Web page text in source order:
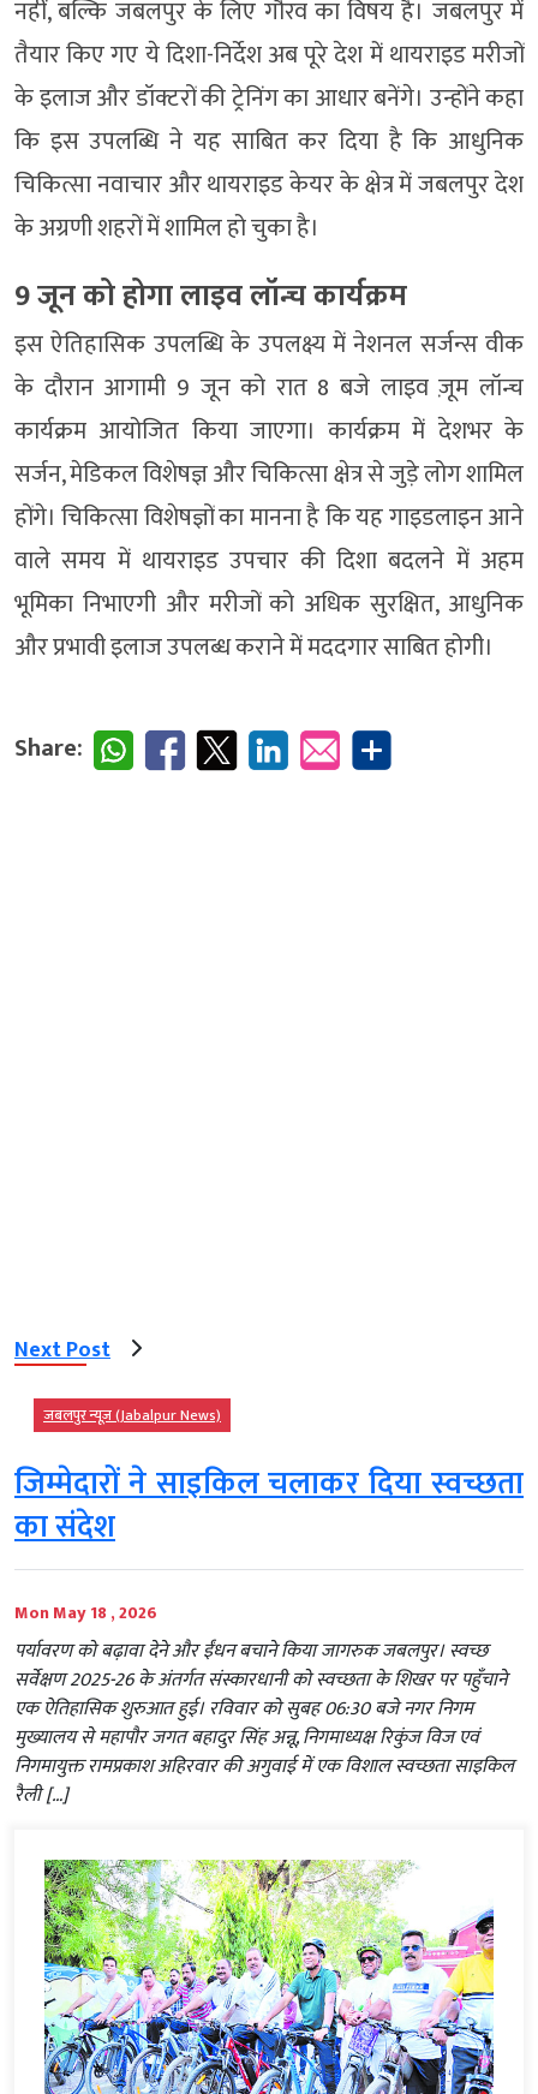
नहीं, बल्कि जबलपुर के लिए गौरव का विषय है। जबलपुर में
तैयार किए गए ये दिशा-निर्देश अब पूरे देश में थायराइड मरीजों
के इलाज और डॉक्टरों की ट्रेनिंग का आधार बनेंगे। उन्होंने कहा
कि इस उपलब्धि ने यह साबित कर दिया है कि आधुनिक
चिकित्सा नवाचार और थायराइड केयर के क्षेत्र में जबलपुर देश
के अग्रणी शहरों में शामिल हो चुका है।
9 जून को होगा लाइव लॉन्च कार्यक्रम
इस ऐतिहासिक उपलब्धि के उपलक्ष्य में नेशनल सर्जन्स वीक
के दौरान आगामी 9 जून को रात 8 बजे लाइव ज़ूम लॉन्च
कार्यक्रम आयोजित किया जाएगा। कार्यक्रम में देशभर के
सर्जन, मेडिकल विशेषज्ञ और चिकित्सा क्षेत्र से जुड़े लोग शामिल
होंगे। चिकित्सा विशेषज्ञों का मानना है कि यह गाइडलाइन आने
वाले समय में थायराइड उपचार की दिशा बदलने में अहम
भूमिका निभाएगी और मरीजों को अधिक सुरक्षित, आधुनिक
और प्रभावी इलाज उपलब्ध कराने में मददगार साबित होगी।
Share:
Next Post
जबलपुर न्यूज़ (Jabalpur News)
जिम्मेदारों ने साइकिल चलाकर दिया स्वच्छता
का संदेश
Mon May 18 , 2026
पर्यावरण को बढ़ावा देने और ईंधन बचाने किया जागरुक जबलपुर। स्वच्छ
सर्वेक्षण 2025-26 के अंतर्गत संस्कारधानी को स्वच्छता के शिखर पर पहुँचाने
एक ऐतिहासिक शुरुआत हुई। रविवार को सुबह 06:30 बजे नगर निगम
मुख्यालय से महापौर जगत बहादुर सिंह अन्नू, निगमाध्यक्ष रिकुंज विज एवं
निगमायुक्त रामप्रकाश अहिरवार की अगुवाई में एक विशाल स्वच्छता साइकिल
रैली […]